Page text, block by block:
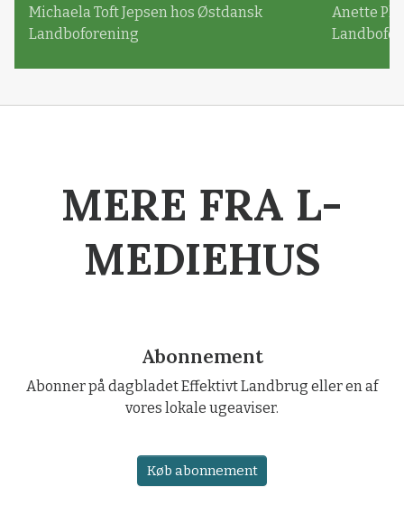
Michaela Toft Jepsen hos Østdansk
Landboforening
Anette
MERE FRA L-
MEDIEHUS
Abonnement
Abonner på dagbladet Effektivt Landbrug eller en af
vores lokale ugeaviser.
Køb abonnement